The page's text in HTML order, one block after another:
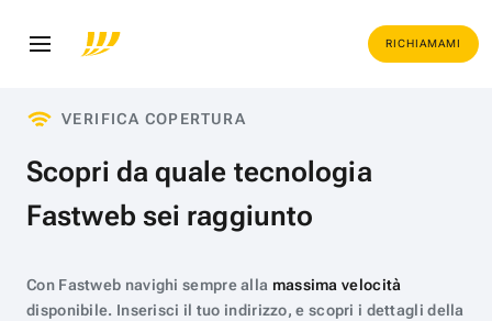
RICHIAMAMI